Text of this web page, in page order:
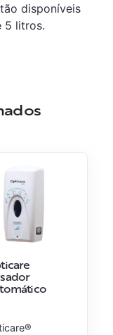
disponíveis
5 litros.